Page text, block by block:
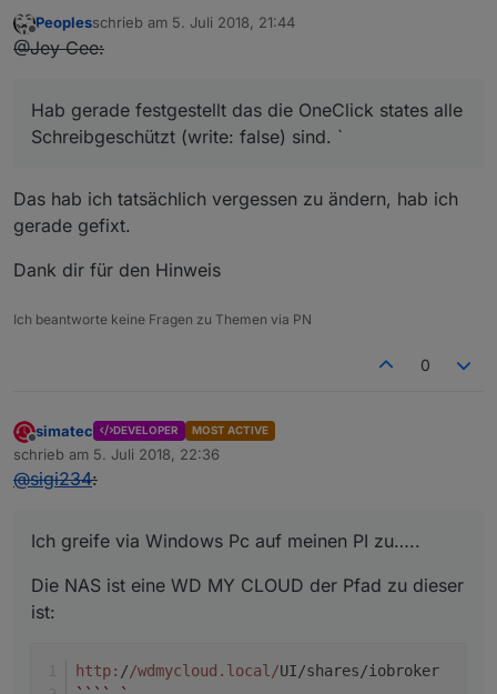
Offline
Peoplesschrieb am 5. Juli 2018, 21:44
zuletzt editiert von
@Jey Cee:
Hab gerade festgestellt das die OneClick states alle
Schreibgeschützt (write: false) sind. `
Das hab ich tatsächlich vergessen zu ändern, hab ich
gerade gefixt.
Dank dir für den Hinweis
Ich beantworte keine Fragen zu Themen via PN
0
Offline
simatec DEVELOPER MOST ACTIVE
schrieb am 5. Juli 2018, 22:36
zuletzt editiert von
@sigi234:
Ich greife via Windows Pc auf meinen PI zu…..
Die NAS ist eine WD MY CLOUD der Pfad zu dieser
ist:
http: //wdmycloud.local/UI/shares/iobroker